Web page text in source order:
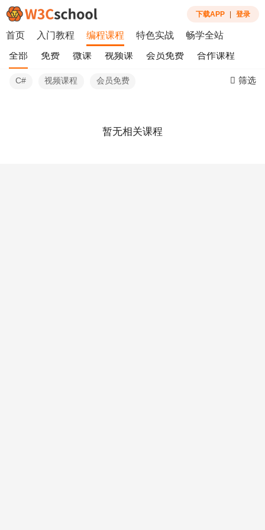
下载APP 登录
首页 入门教程 编程课程 特色实战 畅学全站
全部 免费 微课 视频课 会员免费 合作课程
C# 视频课程 会员免费 筛选
暂无相关课程